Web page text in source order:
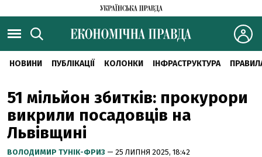
НОВИНИ ПУБЛІКАЦІЇ КОЛОНКИ ІНФРАСТРУКТУРА
51 мільйон збитків: прокурори
викрили посадовців на
Львівщині
ВОЛОДИМИР ТУНІК-ФРИЗ — 25 ЛИПНЯ 2025, 18:42